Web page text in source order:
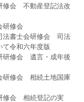
修会 不動産登記法改
研修会
法書士会研修会 司法
て令和六年度版
研修会 遺言・成年後
研修会 相続土地国庫
修会 相続登記の実